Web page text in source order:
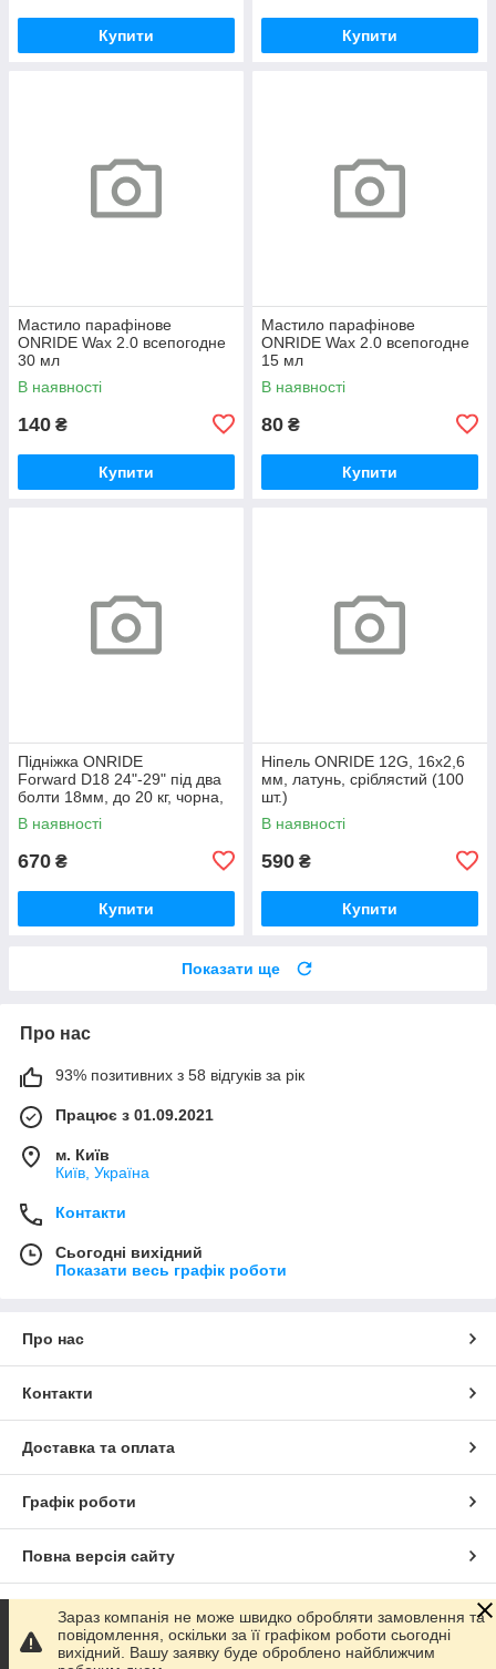
Купити Купити
Мастило парафінове
ONRIDE Wax 2.0 всепогодне
30 мл
В наявності
140 ₴
Купити
Мастило парафінове
ONRIDE Wax 2.0 всепогодне
15 мл
В наявності
80 ₴
Купити
Підніжка ONRIDE
Forward D18 24"-29" під два
болти 18мм, до 20 кг, чорна,
polybag
В наявності
670 ₴
Купити
Ніпель ONRIDE 12G, 16x2,6
мм, латунь, сріблястий (100
шт.)
В наявності
590 ₴
Купити
Показати ще
Про нас
93% позитивних з 58 відгуків за рік
Працює з 01.09.2021
м. Київ
Київ, Україна
Контакти
Сьогодні вихідний
Показати весь графік роботи
Про нас
Контакти
Доставка та оплата
Графік роботи
Повна версія сайту
Сайт створено на маркетплейсі Prom.ua
Політика конфіденційності
Зараз компанія не може швидко обробляти замовлення та
повідомлення, оскільки за її графіком роботи сьогодні
вихідний. Вашу заявку буде оброблено найближчим